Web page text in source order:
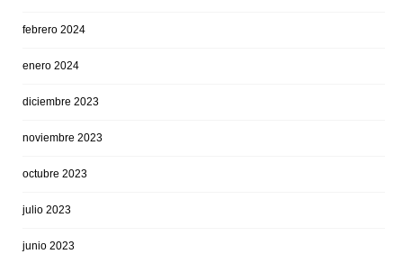
febrero 2024
enero 2024
diciembre 2023
noviembre 2023
octubre 2023
julio 2023
junio 2023